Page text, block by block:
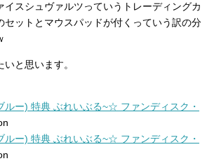
イスシュヴァルツっていうトレーディングカ
セットとマウスパッドが付くっていう訳の分
と思います。
ルー) 特典 ぶれいぶる~☆ ファンディスク・
ルー) 特典 ぶれいぶる~☆ ファンディスク・